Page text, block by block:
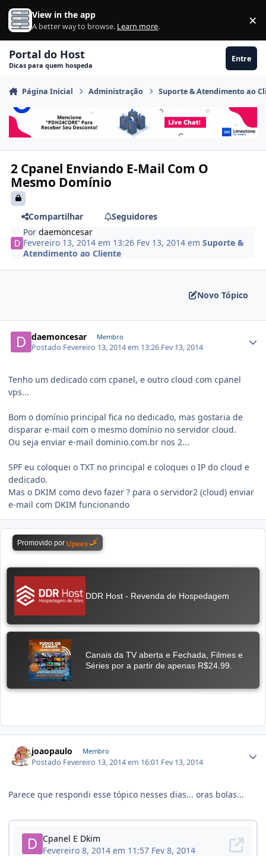
Ir para conteúdo
View in the app
A better way to browse. Learn more. ×
Portal do Host
Dicas para quem hospeda
Entre
Página Inicial Administração Suporte & Atendimento ao
2 Cpanel Enviando E-Mail Com O
Mesmo Domínio
Compartilhar
Seguidores
Pordaemoncesar
Fevereiro 13, 2014 em 13:26 Fev 13, 2014 emSuporte &
Atendimento ao Cliente
Novo Tópico
daemoncesar Membro
Postado Fevereiro 13, 2014 em 13:26 Fev 13, 2014
Tenho um dedicado com cpanel, e outro cloud com cpanel
vps...
Bom o domínio principal fica no dedicado, mas gostaria de
disparar e-mail com o mesmo domínio no servidor cloud.
Ou seja enviar e-mail dominio.com.br nos 2...
SPF eu coloquei o TXT no principal e coloquei o IP do cloud e
dedicado.
Mas o DKIM como devo fazer ? para o servidor2 (cloud) enviar
e-mail com DKIM funcionando
joaopaulo Membro
Postado Fevereiro 13, 2014 em 16:01 Fev 13, 2014
Parece que respondi esse tópico nesses dias... oras bolas...